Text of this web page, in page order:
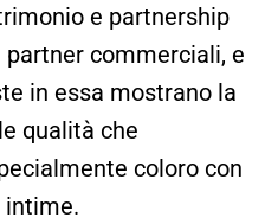
e partnership
commerciali, e
in essa mostrano la
qualità che
coloro con
intime.